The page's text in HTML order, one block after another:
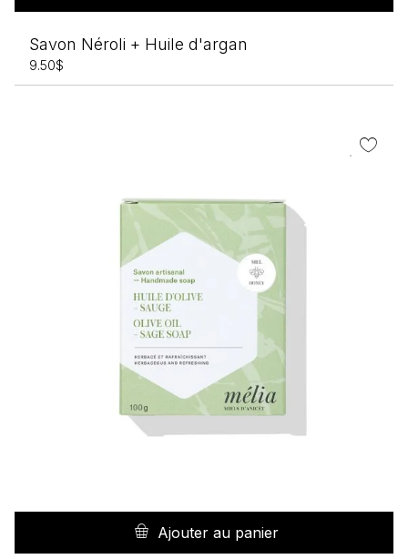
Savon Néroli + Huile d'argan
9.50$
Ajouter au panier